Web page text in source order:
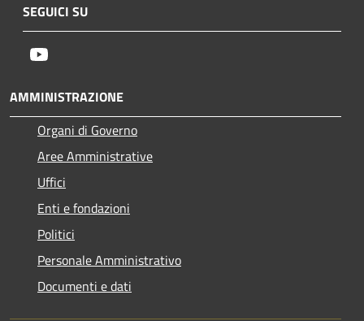
SEGUICI SU
AMMINISTRAZIONE
Organi di Governo
Aree Amministrative
Uffici
Enti e fondazioni
Politici
Personale Amministrativo
Documenti e dati